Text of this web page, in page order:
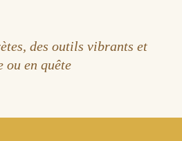
des outils vibrants et
ou en quête